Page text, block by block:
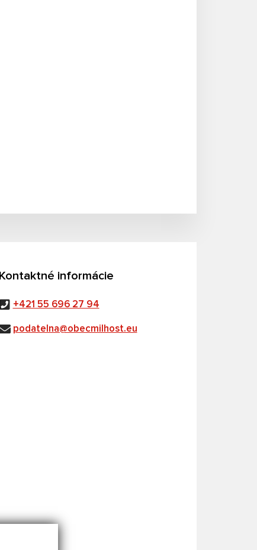
Kontaktné informácie
+421 55 696 27 94
podatelna@obecmilhost.eu